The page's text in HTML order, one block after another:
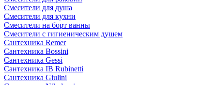
Смесители для душа
Смесители для кухни
Смесители на борт ванны
Смесители с гигиеническим душем
Сантехника Remer
Сантехника Bossini
Сантехника Gessi
Сантехника IB Rubinetti
Сантехника Giulini